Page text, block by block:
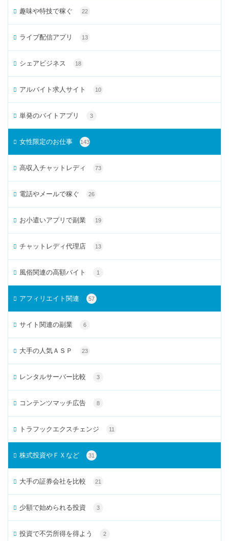
趣味や特技で稼ぐ 22
ライブ配信アプリ 13
シェアビジネス 18
アルバイト求人サイト 10
単発のバイトアプリ 3
女性限定のお仕事 143
高収入チャットレディ 73
電話やメールで稼ぐ 26
お小遣いアプリで副業 19
チャットレディ代理店 13
風俗関連の高額バイト 1
アフィリエイト関連 57
サイト関連の副業 6
大手の人気ＡＳＰ 23
レンタルサーバー比較 3
コンテンツマッチ広告 8
トラフックエクスチェンジ 11
株式投資やＦＸなど 31
大手の証券会社を比較 21
少額で始められる投資 3
投資で不労所得を得よう 2